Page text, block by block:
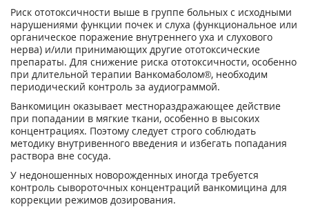
Риск ототоксичности выше в группе больных с исходными
нарушениями функции почек и слуха (функциональное или
органическое поражение внутреннего уха и слухового
нерва) и/или принимающих другие ототоксические
препараты. Для снижение риска ототоксичности, особенно
при длительной терапии Ванкомаболом®, необходим
периодический контроль за аудиограммой.
Ванкомицин оказывает местнораздражающее действие
при попадании в мягкие ткани, особенно в высоких
концентрациях. Поэтому следует строго соблюдать
методику внутривенного введения и избегать попадания
раствора вне сосуда.
У недоношенных новорожденных иногда требуется
контроль сывороточных концентраций ванкомицина для
коррекции режимов дозирования.